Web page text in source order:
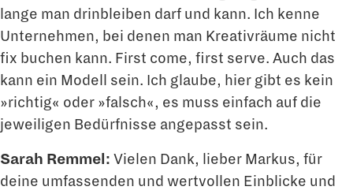
lange man drinbleiben darf und kann. Ich kenne
Unternehmen, bei denen man Kreativräume nicht
fix buchen kann. First come, first serve. Auch das
kann ein Modell sein. Ich glaube, hier gibt es kein
»richtig« oder »falsch«, es muss ein­fach auf die
jeweiligen Bedürfnisse angepasst sein.
Sarah Remmel: Vielen Dank, lieber Markus, für
deine umfassenden und wertvollen Einblicke und